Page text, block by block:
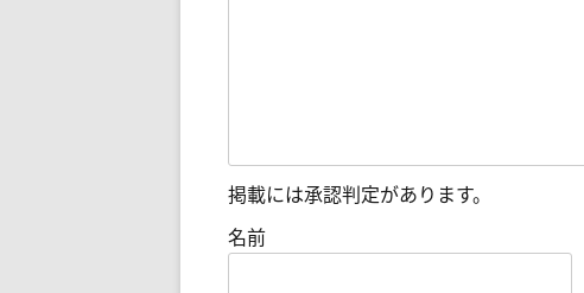
掲載には承認判定があります。
名前